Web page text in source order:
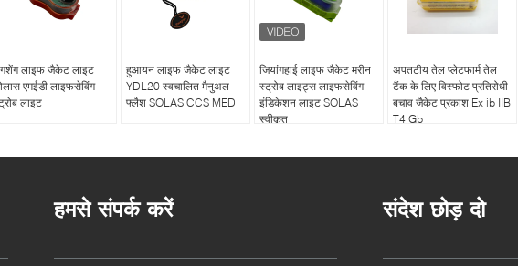
लाइफ जैकेट लाइट
एमईडी लाइफसेविंग
लाइट
हुआयन लाइफ जैकेट लाइट
YDL20 स्वचालित मैनुअल
फ्लैश SOLAS CCS MED
जियांगहाई लाइफ जैकेट मरीन
स्ट्रोब लाइट्स लाइफसेविंग
इंडिकेशन लाइट SOLAS
स्वीकृत
अपतटीय तेल प्लेटफार्म तेल
टैंक के लिए विस्फोट प्रतिरोधी
बचाव जैकेट प्रकाश Ex ib IIB
T4 Gb
हमसे संपर्क करें संदेश छोड़ दो